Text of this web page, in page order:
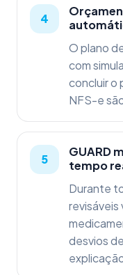
O plano
com
concluir o
NFS-e
GUARD
tempo
Durante
revisáveis
desvios